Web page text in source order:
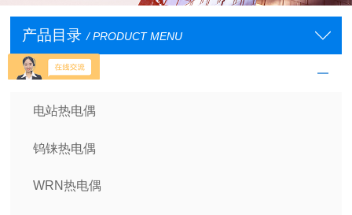
产品目录 / PRODUCT MENU
工业热电偶
电站热电偶
钨铼热电偶
WRN热电偶